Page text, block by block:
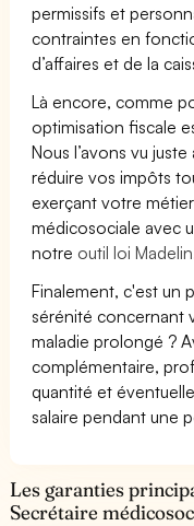
permissifs et
contraintes en
d’affaires et de la
Là encore, comme
optimisation fiscale
Nous l’avons vu
réduire vos impôts
exerçant votre
médicosociale avec
notre outil loi
Finalement, c'est un
sérénité concernant
maladie prolongé ?
complémentaire,
quantité et
salaire pendant une
Les garanties
Secrétaire